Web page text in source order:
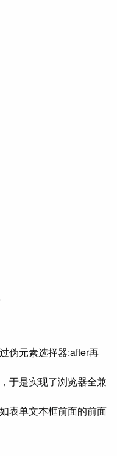
伪元素选择器:after再
于是实现了浏览器全兼
表单文本框前面的前面